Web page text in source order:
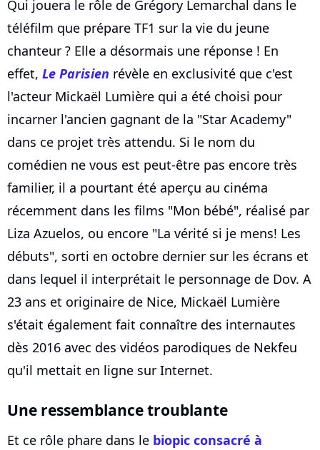
Qui jouera le rôle de Grégory Lemarchal dans le
téléfilm que prépare TF1 sur la vie du jeune
chanteur ? Elle a désormais une réponse ! En
effet, Le Parisien révèle en exclusivité que c'est
l'acteur Mickaël Lumière qui a été choisi pour
incarner l'ancien gagnant de la "Star Academy"
dans ce projet très attendu. Si le nom du
comédien ne vous est peut-être pas encore très
familier, il a pourtant été aperçu au cinéma
récemment dans les films "Mon bébé", réalisé par
Liza Azuelos, ou encore "La vérité si je mens! Les
débuts", sorti en octobre dernier sur les écrans et
dans lequel il interprétait le personnage de Dov. A
23 ans et originaire de Nice, Mickaël Lumière
s'était également fait connaître des internautes
dès 2016 avec des vidéos parodiques de Nekfeu
qu'il mettait en ligne sur Internet.
Une ressemblance troublante
Et ce rôle phare dans le biopic consacré à